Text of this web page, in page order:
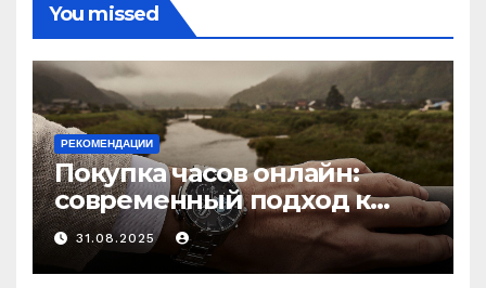
You missed
РЕКОМЕНДАЦИИ
Покупка часов онлайн:
современный подход к
выбору аксессуаров
31.08.2025